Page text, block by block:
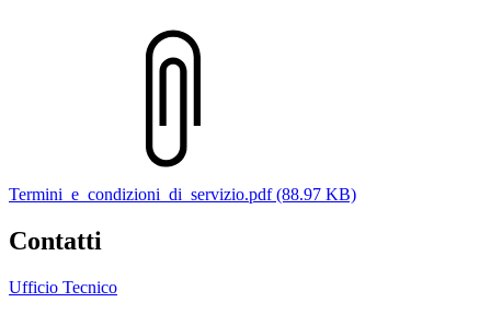
Termini_e_condizioni_di_servizio.pdf (88.97 KB)
Contatti
Ufficio Tecnico